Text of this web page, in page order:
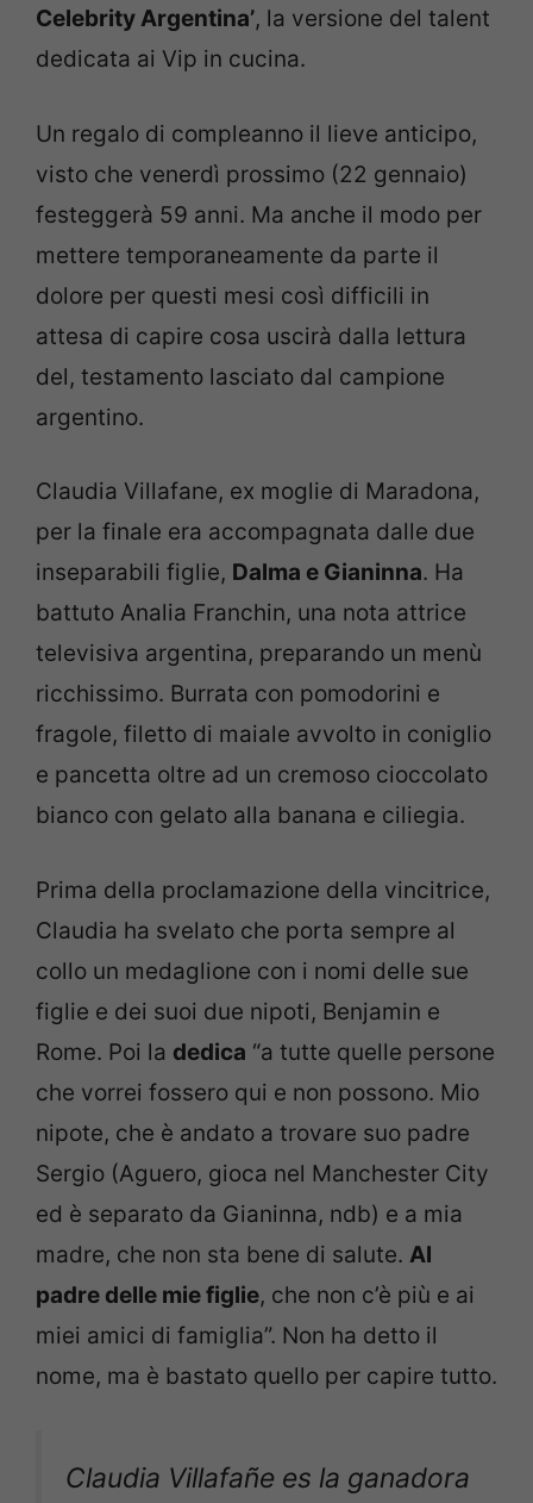
Celebrity Argentina’, la versione del talent
dedicata ai Vip in cucina.
Un regalo di compleanno il lieve anticipo,
visto che venerdì prossimo (22 gennaio)
festeggerà 59 anni. Ma anche il modo per
mettere temporaneamente da parte il
dolore per questi mesi così difficili in
attesa di capire cosa uscirà dalla lettura
del, testamento lasciato dal campione
argentino.
Claudia Villafane, ex moglie di Maradona,
per la finale era accompagnata dalle due
inseparabili figlie, Dalma e Gianinna. Ha
battuto Analia Franchin, una nota attrice
televisiva argentina, preparando un menù
ricchissimo. Burrata con pomodorini e
fragole, filetto di maiale avvolto in coniglio
e pancetta oltre ad un cremoso cioccolato
bianco con gelato alla banana e ciliegia.
Prima della proclamazione della vincitrice,
Claudia ha svelato che porta sempre al
collo un medaglione con i nomi delle sue
figlie e dei suoi due nipoti, Benjamin e
Rome. Poi la dedica “a tutte quelle persone
che vorrei fossero qui e non possono. Mio
nipote, che è andato a trovare suo padre
Sergio (Aguero, gioca nel Manchester City
ed è separato da Gianinna, ndb) e a mia
madre, che non sta bene di salute. Al
padre delle mie figlie, che non c’è più e ai
miei amici di famiglia”. Non ha detto il
nome, ma è bastato quello per capire tutto.
Claudia Villafañe es la ganadora